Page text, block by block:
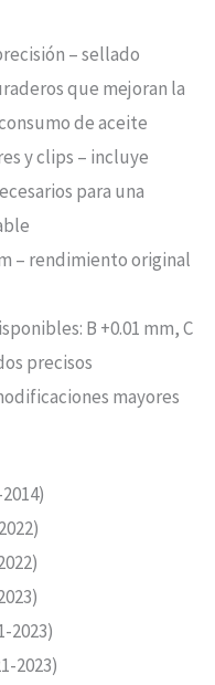
– sellado
que mejoran la
de aceite
y clips – incluye
para una
– rendimiento original
B +0.01 mm, C
precisos
mayores
2023)
2023)